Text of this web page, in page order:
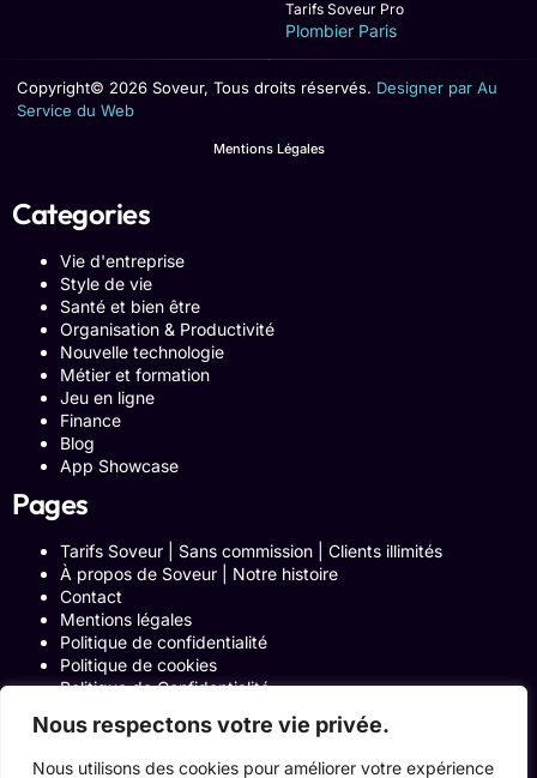
Nous respectons votre vie privée.
Nous utilisons des cookies pour améliorer votre expérience
Tarifs Soveur Pro
Plombier Paris
Copyright© 2026 Soveur, Tous droits réservés. Designer par Au
Service du Web
Mentions Légales
Categories
Vie d'entreprise
Style de vie
Santé et bien être
Organisation & Productivité
Nouvelle technologie
Métier et formation
Jeu en ligne
Finance
Blog
App Showcase
Pages
Tarifs Soveur | Sans commission | Clients illimités
À propos de Soveur | Notre histoire
Contact
Mentions légales
Politique de confidentialité
Politique de cookies
Politique de Confidentialité
Blog
Notre histoire